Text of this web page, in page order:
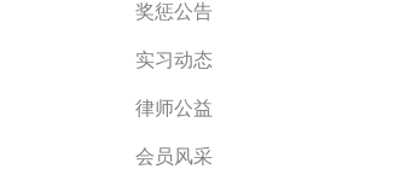
奖惩公告
实习动态
律师公益
会员风采